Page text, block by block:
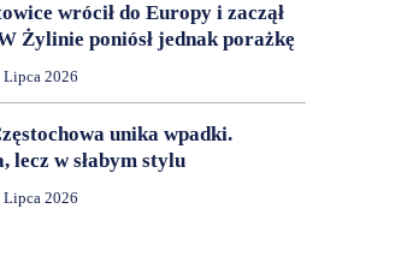
wrócił do Europy i zaczął
Żylinie poniósł jednak porażkę
Lipca 2026
unika wpadki.
lecz w słabym stylu
Lipca 2026